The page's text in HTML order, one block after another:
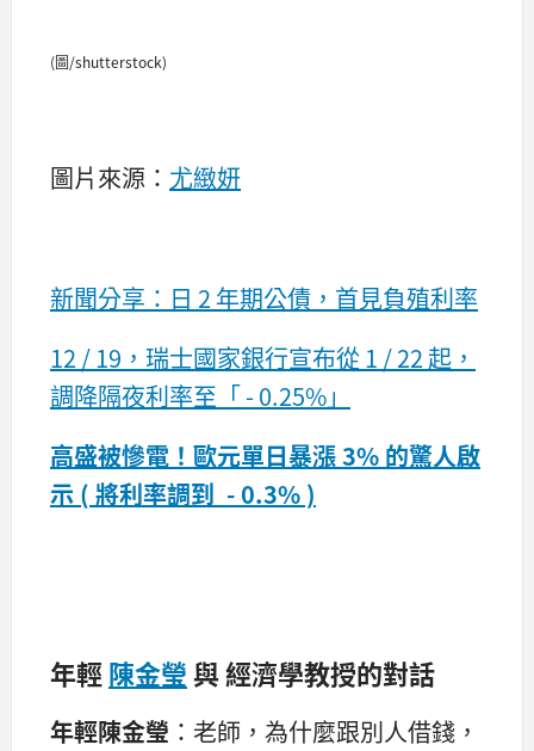
(圖/shutterstock)
圖片來源： 尤緻妍
新聞分享：​日 2 年期公債，首見負殖利率
12 / 19，瑞士國家銀行宣布從 1 / 22 起，
調降隔夜利率至「 - 0.25%」
高盛被慘電！歐元單日暴漲 3% 的驚人啟
示 ( 將利率調到 - 0.3% )
年輕 陳金瑩與 經濟學教授的對話
年輕陳金瑩 ：老師，為什麼跟別人借錢，